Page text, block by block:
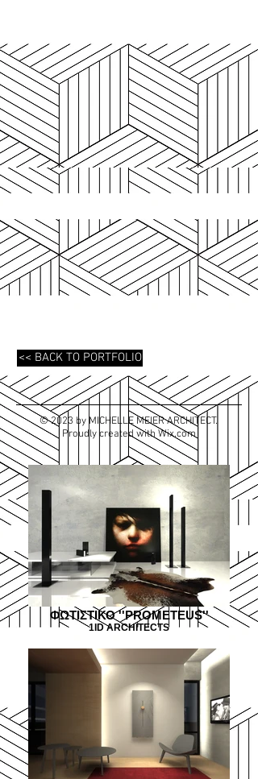
<< BACK TO PORTFOLIO
© 2023 by MICHELLE MEIER ARCHITECT.
Proudly created with Wix.com
ΦΩΤΙΣΤΙΚΟ ''PROMETEUS''
1ID ARCHITECTS